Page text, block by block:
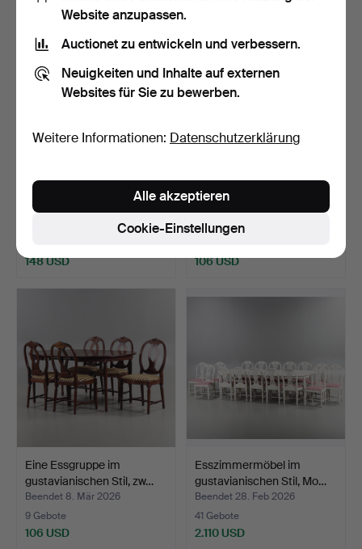
gustavianischen Stil, Modell
Beendet 11. Mär 2026
148 USD
ESSGRUPPE Rokokostil,
Möbelboning i Tibro …
Beendet 8. Mär 2026
106 USD
Eine Essgruppe im
gustavianischen Stil, zw…
Beendet 8. Mär 2026
9 Gebote
106 USD
Esszimmermöbel im
gustavianischen Stil, Mo…
Beendet 28. Feb 2026
41 Gebote
2.110 USD
Website anzupassen.
Auctionet zu entwickeln und verbessern.
Neuigkeiten und Inhalte auf externen
Websites für Sie zu bewerben.
Weitere Informationen: Datenschutzerklärung
Cookie-Einstellungen
Alle akzeptieren